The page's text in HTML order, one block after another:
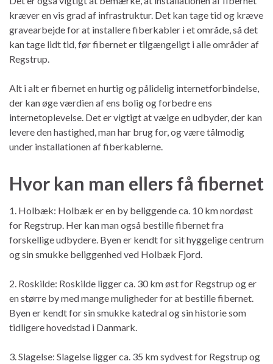
kræver en vis grad af infrastruktur. Det kan tage tid og kræve
gravearbejde for at installere fiberkabler i et område, så det
kan tage lidt tid, før fibernet er tilgængeligt i alle områder af
Regstrup.
Alt i alt er fibernet en hurtig og pålidelig internetforbindelse,
der kan øge værdien af ens bolig og forbedre ens
internetoplevelse. Det er vigtigt at vælge en udbyder, der kan
levere den hastighed, man har brug for, og være tålmodig
under installationen af fiberkablerne.
Hvor kan man ellers få fibernet
1. Holbæk: Holbæk er en by beliggende ca. 10 km nordøst
for Regstrup. Her kan man også bestille fibernet fra
forskellige udbydere. Byen er kendt for sit hyggelige centrum
og sin smukke beliggenhed ved Holbæk Fjord.
2. Roskilde: Roskilde ligger ca. 30 km øst for Regstrup og er
en større by med mange muligheder for at bestille fibernet.
Byen er kendt for sin smukke katedral og sin historie som
tidligere hovedstad i Danmark.
3. Slagelse: Slagelse ligger ca. 35 km sydvest for Regstrup og